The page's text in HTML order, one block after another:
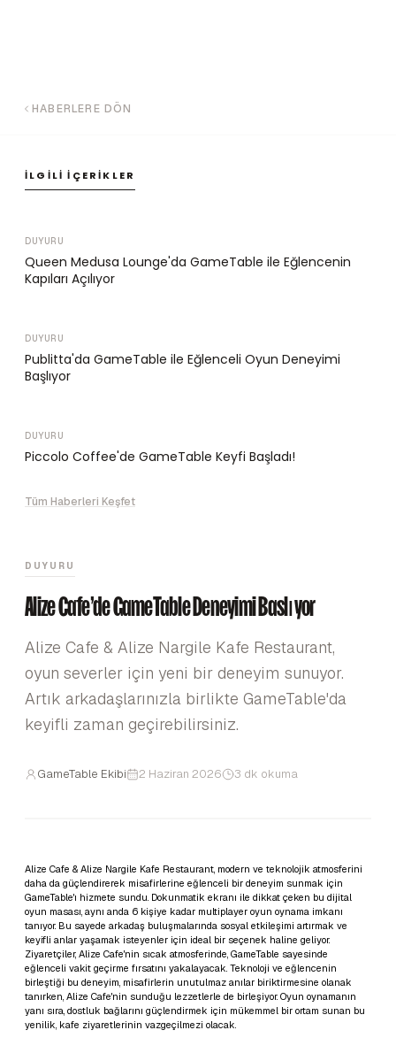
HABERLERE DÖN
İLGILI İÇERIKLER
DUYURU
Queen Medusa Lounge'da GameTable ile Eğlencenin
Kapıları Açılıyor
DUYURU
Publitta'da GameTable ile Eğlenceli Oyun Deneyimi
Başlıyor
DUYURU
Piccolo Coffee'de GameTable Keyfi Başladı!
Tüm Haberleri Keşfet
DUYURU
Alize Cafe'de GameTable Deneyimi Başlıyor
Alize Cafe & Alize Nargile Kafe Restaurant,
oyun severler için yeni bir deneyim sunuyor.
Artık arkadaşlarınızla birlikte GameTable'da
keyifli zaman geçirebilirsiniz.
GameTable Ekibi 2 Haziran 2026 3 dk okuma
Alize Cafe & Alize Nargile Kafe Restaurant, modern ve teknolojik atmosferini
daha da güçlendirerek misafirlerine eğlenceli bir deneyim sunmak için
GameTable'ı hizmete sundu. Dokunmatik ekranı ile dikkat çeken bu dijital
oyun masası, aynı anda 6 kişiye kadar multiplayer oyun oynama imkanı
tanıyor. Bu sayede arkadaş buluşmalarında sosyal etkileşimi artırmak ve
keyifli anlar yaşamak isteyenler için ideal bir seçenek haline geliyor.
Ziyaretçiler, Alize Cafe'nin sıcak atmosferinde, GameTable sayesinde
eğlenceli vakit geçirme fırsatını yakalayacak. Teknoloji ve eğlencenin
birleştiği bu deneyim, misafirlerin unutulmaz anılar biriktirmesine olanak
tanırken, Alize Cafe'nin sunduğu lezzetlerle de birleşiyor. Oyun oynamanın
yanı sıra, dostluk bağlarını güçlendirmek için mükemmel bir ortam sunan bu
yenilik, kafe ziyaretlerinin vazgeçilmezi olacak.